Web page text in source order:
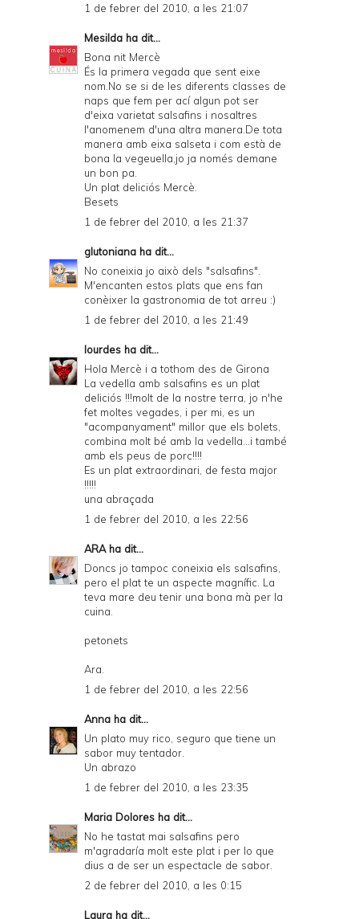
1 de febrer del 2010, a les 21:07
Mesilda ha dit...
Bona nit Mercè
És la primera vegada que sent eixe
nom.No se si de les diferents classes de
naps que fem per ací algun pot ser
d'eixa varietat salsafins i nosaltres
l'anomenem d'una altra manera.De tota
manera amb eixa salseta i com està de
bona la vegeuella,jo ja només demane
un bon pa.
Un plat deliciós Mercè.
Besets
1 de febrer del 2010, a les 21:37
glutoniana ha dit...
No coneixia jo això dels "salsafins".
M'encanten estos plats que ens fan
conèixer la gastronomia de tot arreu :)
1 de febrer del 2010, a les 21:49
lourdes ha dit...
Hola Mercè i a tothom des de Girona
La vedella amb salsafins es un plat
deliciós !!!molt de la nostre terra, jo n'he
fet moltes vegades, i per mi, es un
"acompanyament" millor que els bolets,
combina molt bé amb la vedella...i també
amb els peus de porc!!!!
Es un plat extraordinari, de festa major
!!!!!
una abraçada
1 de febrer del 2010, a les 22:56
ARAha dit...
Doncs jo tampoc coneixia els salsafins,
pero el plat te un aspecte magnífic. La
teva mare deu tenir una bona mà per la
cuina.
petonets
Ara.
1 de febrer del 2010, a les 22:56
Anna ha dit...
Un plato muy rico, seguro que tiene un
sabor muy tentador.
Un abrazo
1 de febrer del 2010, a les 23:35
Maria Dolores ha dit...
No he tastat mai salsafins pero
m'agradaría molt este plat i per lo que
dius a de ser un espectacle de sabor.
2 de febrer del 2010, a les 0:15
Laura ha dit...